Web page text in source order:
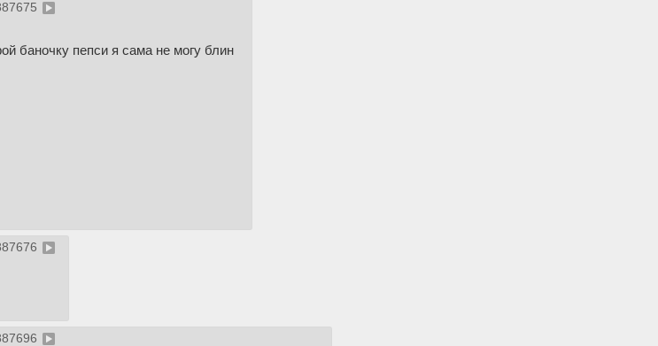
баночку пепси я сама не могу блин